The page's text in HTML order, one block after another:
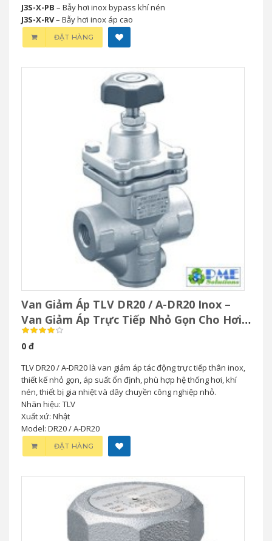
J3S-X-PB – Bẫy hơi inox bypass khí nén
J3S-X-RV– Bẫy hơi inox áp cao
ĐẶT HÀNG
Van Giảm Áp TLV DR20 / A-DR20 Inox –
Van Giảm Áp Trực Tiếp Nhỏ Gọn Cho Hơi
& Khí Nén
0 đ
TLV DR20 / A-DR20 là van giảm áp tác động trực tiếp thân inox,
thiết kế nhỏ gọn, áp suất ổn định, phù hợp hệ thống hơi, khí
nén, thiết bị gia nhiệt và dây chuyền công nghiệp nhỏ.
Nhãn hiệu: TLV
Xuất xứ: Nhật
Model: DR20 / A-DR20
ĐẶT HÀNG